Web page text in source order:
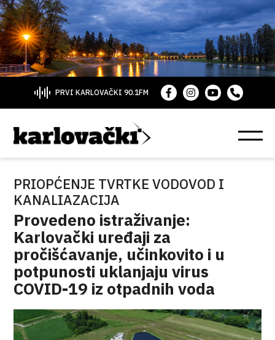
PRVI KARLOVAČKI 90.1FM
PRIOPĆENJE TVRTKE VODOVOD I
KANALIAZACIJA
Provedeno istraživanje:
Karlovački uređaji za
pročišćavanje, učinkovito i u
potpunosti uklanjaju virus
COVID-19 iz otpadnih voda